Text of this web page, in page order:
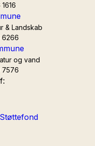
& Landskab
6266
og vand
7576